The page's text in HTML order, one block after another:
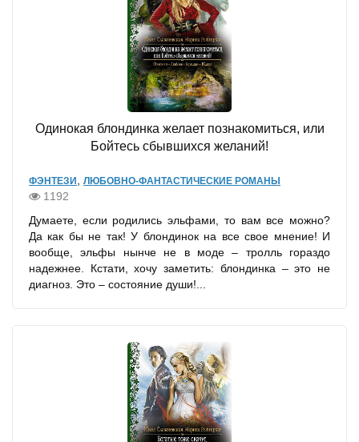
Одинокая блондинка желает познакомиться, или
Бойтесь сбывшихся желаний!
ФЭНТЕЗИ ЛЮБОВНО-ФАНТАСТИЧЕСКИЕ РОМАНЫ
1192
Думаете, если родились эльфами, то вам все можно?
Да как бы не так! У блондинок на все свое мнение! И
вообще, эльфы нынче не в моде – тролль гораздо
надежнее. Кстати, хочу заметить: блондинка – это не
диагноз. Это – состояние души!...